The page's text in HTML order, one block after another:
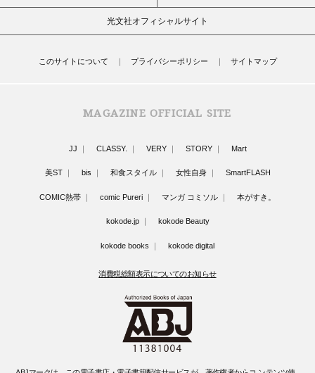
光文社オフィシャルサイト
このサイトについて プライバシーポリシー サイトマップ
MAGAZINE OFFICIAL SITE
JJ CLASSY. VERY STORY Mart
美ST bis 和食スタイル 女性自身 SmartFLASH
COMIC熱帯 comic Pureri マンガ コミソル 本がすき。
kokode.jp kokode Beauty
kokode books kokode digital
消費税総額表示についてのお知らせ